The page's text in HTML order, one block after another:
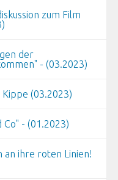
zum Film
der
- (03.2023)
(03.2023)
Co" - (01.2023)
an ihre roten Linien!